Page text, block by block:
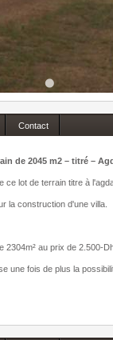
Contact
de 2045 m2 – titré –
lot de terrain titre à
la construction d'une villa.
2304m² au prix de 2.500-
une fois de plus la